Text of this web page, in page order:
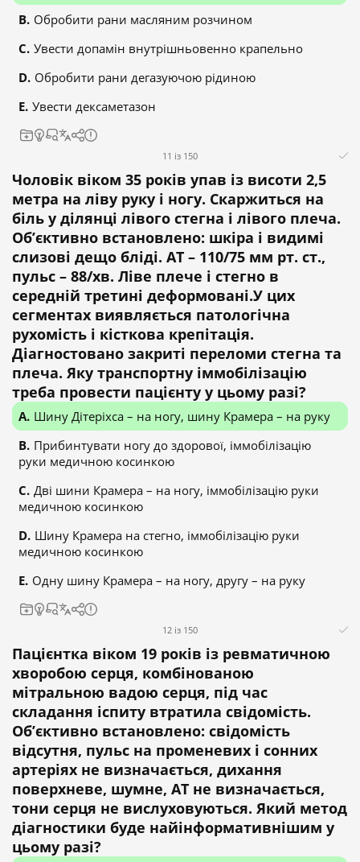
Обробити рани масляним розчином
Увести допамін внутрішньовенно крапельно
Обробити рани дегазуючою рідиною
Увести дексаметазон
11 із 150
Чоловік віком 35 років упав із висоти 2,5
метра на ліву руку і ногу. Скаржиться на
біль у ділянці лівого стегна і лівого плеча.
Об’єктивно встановлено: шкіра і видимі
слизові дещо бліді. АТ – 110/75 мм рт. ст.,
пульс – 88/хв. Ліве плече і стегно в
середній третині деформовані.У цих
сегментах виявляється патологічна
рухомість і кісткова крепітація.
Діагностовано закриті переломи стегна та
плеча. Яку транспортну іммобілізацію
треба провести пацієнту у цьому разі?
Шину Дітеріхса – на ногу, шину Крамера – на руку
Прибинтувати ногу до здорової, іммобілізацію
руки медичною косинкою
Дві шини Крамера – на ногу, іммобілізацію руки
медичною косинкою
Шину Крамера на стегно, іммобілізацію руки
медичною косинкою
Одну шину Крамера – на ногу, другу – на руку
12 із 150
Пацієнтка віком 19 років із ревматичною
хворобою серця, комбінованою
мітральною вадою серця, під час
складання іспиту втратила свідомість.
Об’єктивно встановлено: свідомість
відсутня, пульс на променевих і сонних
артеріях не визначається, дихання
поверхневе, шумне, АТ не визначається,
тони серця не вислуховуються. Який метод
діагностики буде найінформативнішим у
цьому разі?